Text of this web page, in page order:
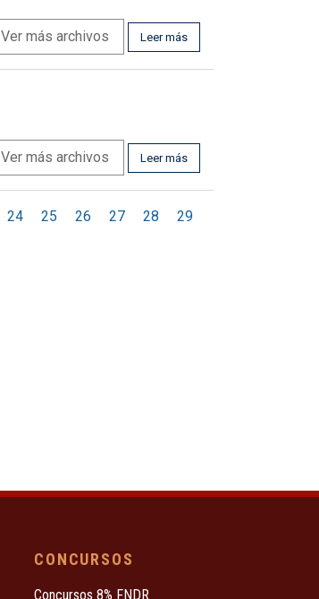
Ver más archivos Leer más
Ver más archivos Leer más
24 25 26 27 28 29
CONCURSOS
Concursos 8% FNDR